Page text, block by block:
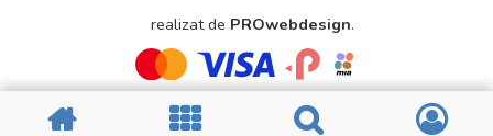
realizat de PROwebdesign.